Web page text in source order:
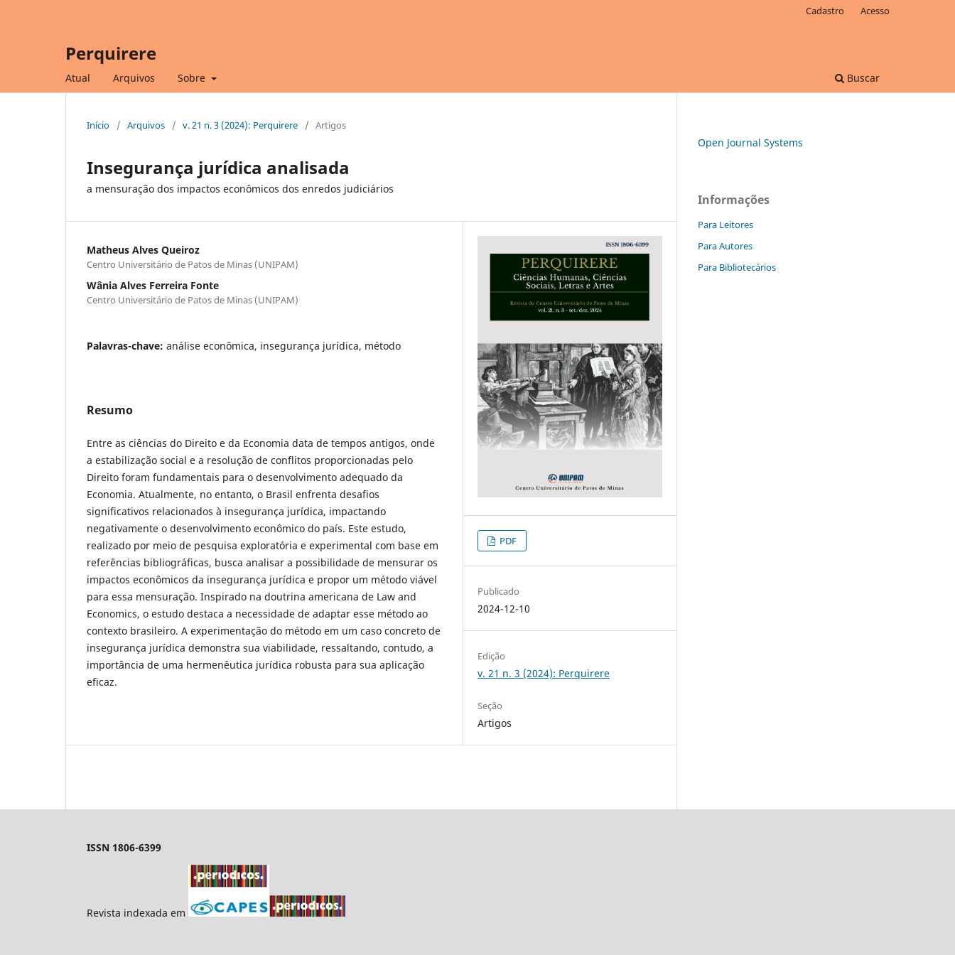
Perquirere
Atual Arquivos Sobre Buscar
Cadastro Acesso
Início / Arquivos / v. 21 n. 3 (2024): Perquirere / Artigos
Insegurança jurídica analisada
a mensuração dos impactos econômicos dos enredos judiciários
Matheus Alves Queiroz
Centro Universitário de Patos de Minas (UNIPAM)
Wânia Alves Ferreira Fonte
Centro Universitário de Patos de Minas (UNIPAM)
Palavras-chave: análise econômica, insegurança jurídica, método
Resumo
Entre as ciências do Direito e da Economia data de tempos antigos, onde
a estabilização social e a resolução de conflitos proporcionadas pelo
Direito foram fundamentais para o desenvolvimento adequado da
Economia. Atualmente, no entanto, o Brasil enfrenta desafios
significativos relacionados à insegurança jurídica, impactando
negativamente o desenvolvimento econômico do país. Este estudo,
realizado por meio de pesquisa exploratória e experimental com base em
referências bibliográficas, busca analisar a possibilidade de mensurar os
impactos econômicos da insegurança jurídica e propor um método viável
para essa mensuração. Inspirado na doutrina americana de Law and
Economics, o estudo destaca a necessidade de adaptar esse método ao
contexto brasileiro. A experimentação do método em um caso concreto de
insegurança jurídica demonstra sua viabilidade, ressaltando, contudo, a
importância de uma hermenêutica jurídica robusta para sua aplicação
eficaz.
PDF
Publicado
2024-12-10
Edição
v. 21 n. 3 (2024): Perquirere
Seção
Artigos
Open Journal Systems
Informações
Para Leitores
Para Autores
Para Bibliotecários
ISSN 1806-6399
Revista indexada em